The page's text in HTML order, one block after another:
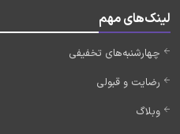
لینک‌های مهم
چهارشنبه‌های تخفیفی
رضایت و قبولی
وبلاگ